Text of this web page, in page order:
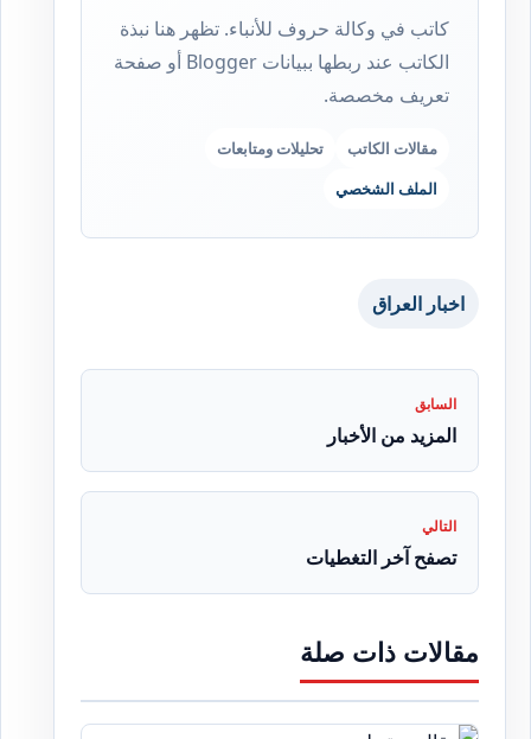
كاتب في وكالة حروف للأنباء. تظهر هنا نبذة
الكاتب عند ربطها ببيانات Blogger أو صفحة
تعريف مخصصة.
مقالات الكاتب
تحليلات ومتابعات
الملف الشخصي
اخبار العراق
السابق
المزيد من الأخبار
التالي
تصفح آخر التغطيات
مقالات ذات صلة